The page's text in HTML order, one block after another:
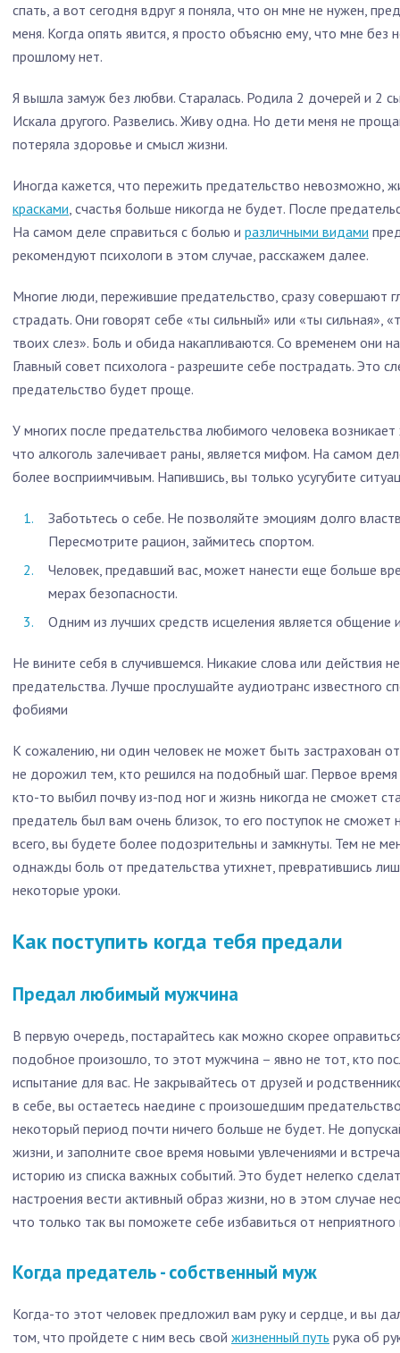
спать, а вот сегодня вдруг я поняла, что он мне не нужен,
меня. Когда опять явится, я просто объясню ему, что мне без
прошлому нет.
Я вышла замуж без любви. Старалась. Родила 2 дочерей и 2
Искала другого. Развелись. Живу одна. Но дети меня не
потеряла здоровье и смысл жизни.
Иногда кажется, что пережить предательство невозможно,
красками, счастья больше никогда не будет. После
На самом деле справиться с болью и различными видами
рекомендуют психологи в этом случае, расскажем далее.
Многие люди, пережившие предательство, сразу совершают
страдать. Они говорят себе «ты сильный» или «ты сильная»,
твоих слез». Боль и обида накапливаются. Со временем они
Главный совет психолога - разрешите себе пострадать. Это
предательство будет проще.
У многих после предательства любимого человека
что алкоголь залечивает раны, является мифом. На самом
более восприимчивым. Напившись, вы только усугубите
Заботьтесь о себе. Не позволяйте эмоциям долго
Пересмотрите рацион, займитесь спортом.
Человек, предавший вас, может нанести еще больше
мерах безопасности.
Одним из лучших средств исцеления является общение
Не вините себя в случившемся. Никакие слова или действия
предательства. Лучше прослушайте аудиотранс известного
фобиями
К сожалению, ни один человек не может быть застрахован
не дорожил тем, кто решился на подобный шаг. Первое время
кто-то выбил почву из-под ног и жизнь никогда не сможет
предатель был вам очень близок, то его поступок не сможет
всего, вы будете более подозрительны и замкнуты. Тем не
однажды боль от предательства утихнет, превратившись
некоторые уроки.
Как поступить когда тебя предали
Предал любимый мужчина
В первую очередь, постарайтесь как можно скорее
подобное произошло, то этот мужчина – явно не тот, кто
испытание для вас. Не закрывайтесь от друзей и
в себе, вы остаетесь наедине с произошедшим
некоторый период почти ничего больше не будет. Не
жизни, и заполните свое время новыми увлечениями и
историю из списка важных событий. Это будет нелегко
настроения вести активный образ жизни, но в этом случае
что только так вы поможете себе избавиться от
Когда предатель - собственный муж
Когда-то этот человек предложил вам руку и сердце, и вы
том, что пройдете с ним весь свой жизненный путь рука об